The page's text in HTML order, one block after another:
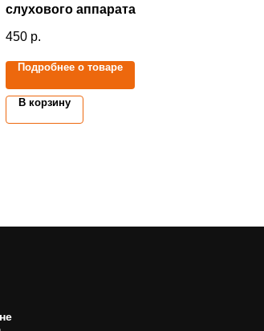
слухового аппарата
450 р.
Подробнее о товаре
В корзину